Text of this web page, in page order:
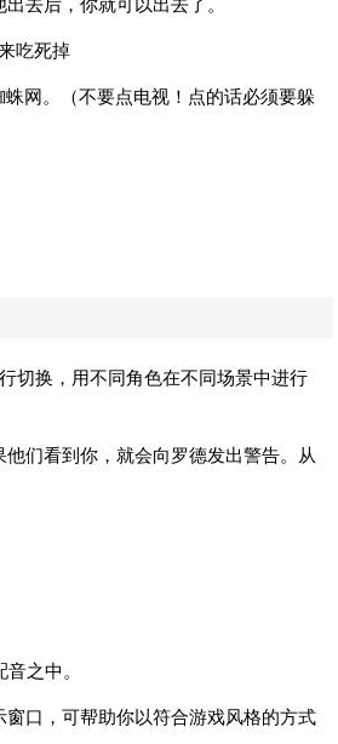
去后，你就可以出去了。
吃死掉
网。（不要点电视！点的话必须要躲
切换，用不同角色在不同场景中进行
们看到你，就会向罗德发出警告。从
之中。
口，可帮助你以符合游戏风格的方式